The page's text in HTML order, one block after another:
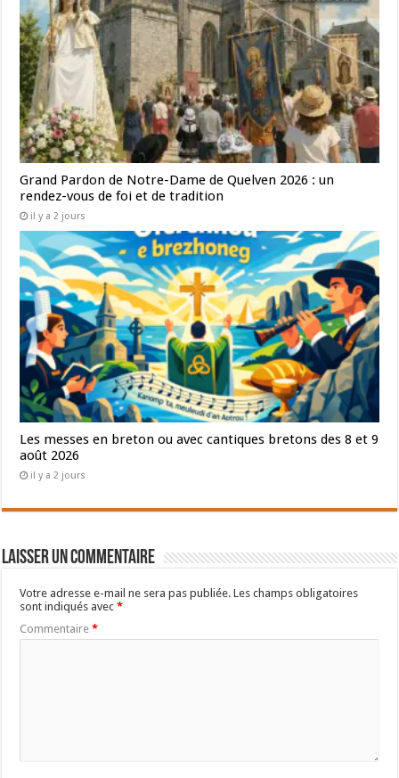
Grand Pardon de Notre-Dame de Quelven 2026 : un
rendez-vous de foi et de tradition
il y a 2 jours
Les messes en breton ou avec cantiques bretons des 8 et 9
août 2026
il y a 2 jours
Laisser un commentaire
Votre adresse e-mail ne sera pas publiée. Les champs obligatoires
sont indiqués avec*
Commentaire*